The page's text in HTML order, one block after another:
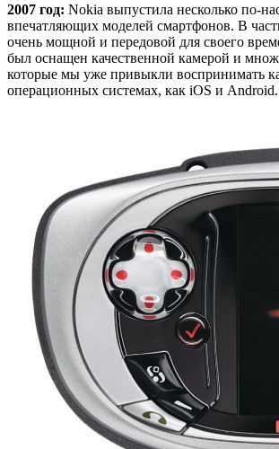
2007 год: Nokia выпустила несколько по-
впечатляющих моделей смартфонов. В
очень мощной и передовой для своего
был оснащен качественной камерой и
которые мы уже привыкли воспринимать
операционных системах, как iOS и Android.